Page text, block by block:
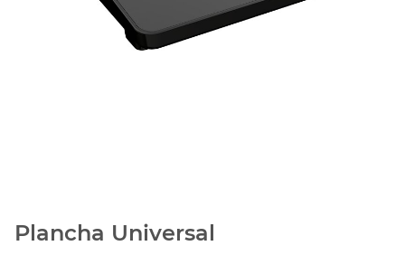
Plancha Universal